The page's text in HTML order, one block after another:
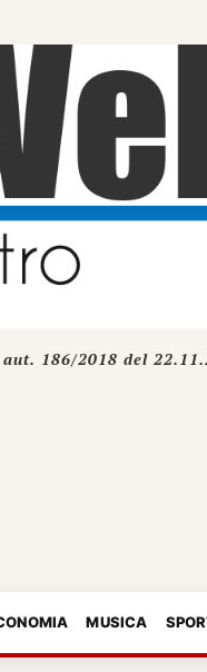
186/2018 del
MUSICA